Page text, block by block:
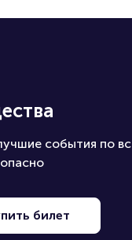
события по
билет